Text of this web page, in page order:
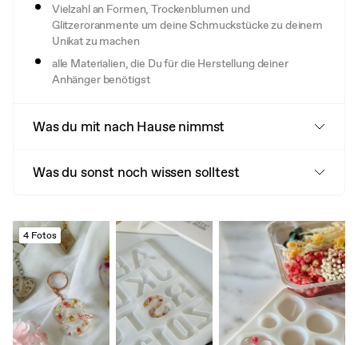
Vielzahl an Formen, Trockenblumen und
Glitzeroranmente um deine Schmuckstücke zu deinem
Unikat zu machen
alle Materialien, die Du für die Herstellung deiner
Anhänger benötigst
Was du mit nach Hause nimmst
Was du sonst noch wissen solltest
4 Fotos